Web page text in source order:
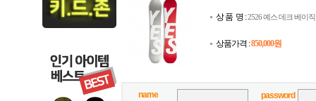
상 품 명 :2526 예스 데크 베이직
상품가격 :850,000원
name password